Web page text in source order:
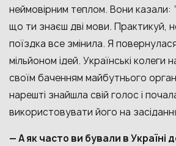
неймовірним теплом. Вони казали:
що ти знаєш дві мови. Практикуй,
поїздка все змінила. Я
мільйоном ідей. Українські колеги
своїм баченням майбутнього
нарешті знайшла свій голос і
використовувати його на
— А як часто ви бували в Україні